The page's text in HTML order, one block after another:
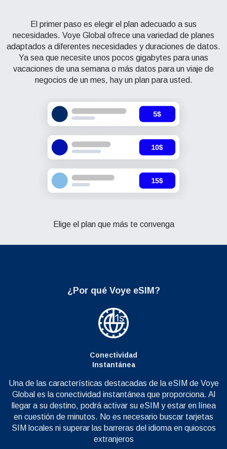
El primer paso es elegir el plan adecuado a sus
necesidades. Voye Global ofrece una variedad de planes
adaptados a diferentes necesidades y duraciones de datos.
Ya sea que necesite unos pocos gigabytes para unas
vacaciones de una semana o más datos para un viaje de
negocios de un mes, hay un plan para usted.
Elige el plan que más te convenga
¿Por qué Voye eSIM?
Conectividad
Instantánea
Una de las características destacadas de la eSIM de Voye
Global es la conectividad instantánea que proporciona. Al
llegar a su destino, podrá activar su eSIM y estar en línea
en cuestión de minutos. No es necesario buscar tarjetas
SIM locales ni superar las barreras del idioma en quioscos
extranjeros